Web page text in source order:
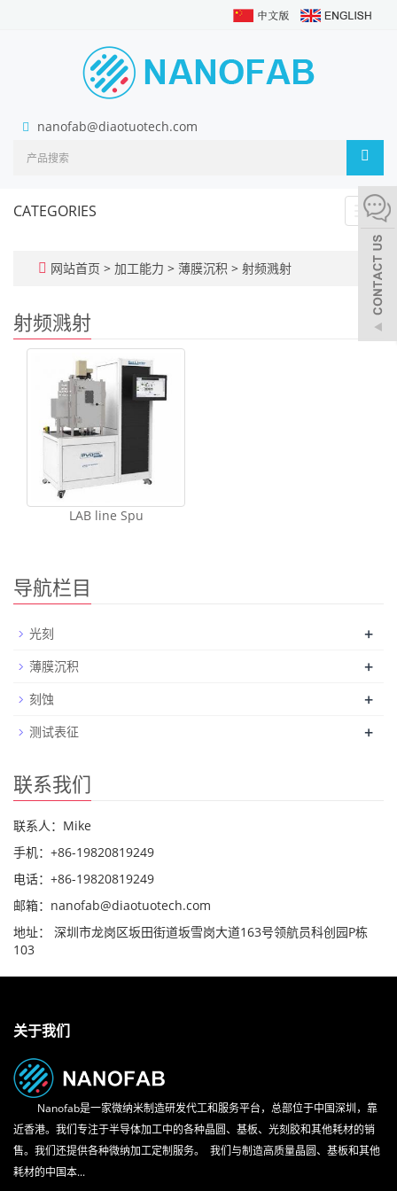
nanofab@diaotuotech.com
CATEGORIES
网站首页 > 加工能力 > 薄膜沉积 > 射频溅射
射频溅射
LAB line Spu
导航栏目
光刻 +
薄膜沉积 +
刻蚀 +
测试表征 +
联系我们
联系人：Mike
手机：+86-19820819249
电话：+86-19820819249
邮箱：nanofab@diaotuotech.com
地址： 深圳市龙岗区坂田街道坂雪岗大道163号领航员科创园P栋
103
关于我们
Nanofab是一家微纳米制造研发代工和服务平台，总部位于中国深圳，靠
近香港。我们专注于半导体加工中的各种晶圆、基板、光刻胶和其他耗材的销
售。我们还提供各种微纳加工定制服务。 我们与制造高质量晶圆、基板和其他
耗材的中国本...